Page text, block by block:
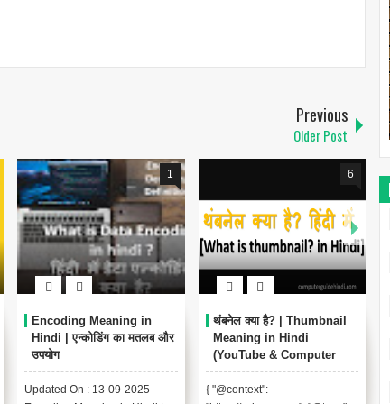
Previous
Older Post
1
Encoding Meaning in
Hindi | एन्कोडिंग का मतलब और
उपयोग
Updated On : 13-09-2025
6
थंबनेल क्या है? | Thumbnail
Meaning in Hindi
(YouTube & Computer
Example)
{ "@context":